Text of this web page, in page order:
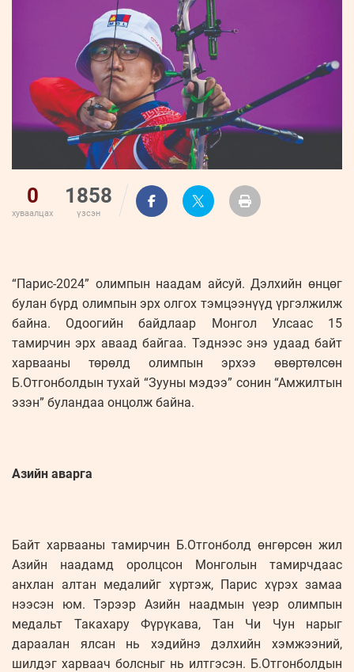
Бүртгүүлэх
Нэвтрэх
Бизнес
хөгжил
Leaderships
forum
ФОТО
УРЛАГ
МЭДЭЭЛЛИЙН
ТӨВ
WEEKLY
0
хуваалцах
1858
үзсэн
“Парис-2024” олимпын наадам айсуй. Дэлхийн өнцөг
булан бүрд олимпын эрх олгох тэмцээнүүд үргэлжилж
байна. Одоогийн байдлаар Монгол Улсаас 15
тамирчин эрх аваад байгаа. Тэднээс энэ удаад байт
харвааны төрөлд олимпын эрхээ өвөртөлсөн
Б.Отгонболдын тухай “Зууны мэдээ” сонин “Амжилтын
эзэн” буландаа онцолж байна.
Азийн аварга
Байт харвааны тамирчин Б.Отгонболд өнгөрсөн жил
Азийн наадамд оролцсон Монголын тамирчдаас
анхлан алтан медалийг хүртэж, Парис хүрэх замаа
нээсэн юм. Тэрээр Азийн наадмын үеэр олимпын
медальт Такахару Фүрүкава, Тан Чи Чун нарыг
дараалан ялсан нь хэдийнэ дэлхийн хэмжээний,
шилдэг харваач болсныг нь илтгэсэн. Б.Отгонболдын